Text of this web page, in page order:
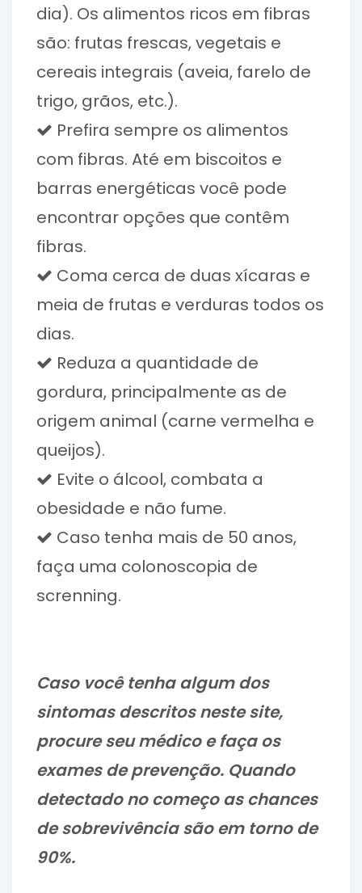
dia). Os alimentos ricos em fibras
são: frutas frescas, vegetais e
cereais integrais (aveia, farelo de
trigo, grãos, etc.).
Prefira sempre os alimentos
com fibras. Até em biscoitos e
barras energéticas você pode
encontrar opções que contêm
fibras.
Coma cerca de duas xícaras e
meia de frutas e verduras todos os
dias.
Reduza a quantidade de
gordura, principalmente as de
origem animal (carne vermelha e
queijos).
Evite o álcool, combata a
obesidade e não fume.
Caso tenha mais de 50 anos,
faça uma colonoscopia de
screnning.
Caso você tenha algum dos
sintomas descritos neste site,
procure seu médico e faça os
exames de prevenção. Quando
detectado no começo as chances
de sobrevivência são em torno de
90%.